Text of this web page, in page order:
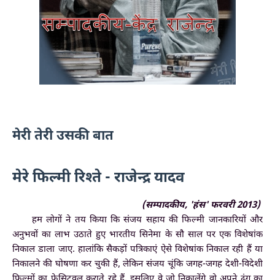
मेरी तेरी उसकी बात
मेरे फिल्मी रिश्ते - राजेन्द्र यादव
(सम्पादकीय, 'हंस' फरवरी 2013)
हम लोगों ने तय किया कि संजय सहाय की फिल्मी जानकारियों और
अनुभवों का लाभ उठाते हुए भारतीय सिनेमा के सौ साल पर एक विशेषांक
निकाल डाला जाए. हालांकि सैकड़ों पत्रिकाएं ऐसे विशेषांक निकाल रही हैं या
निकालने की घोषणा कर चुकी हैं, लेकिन संजय चूंकि जगह-जगह देशी-विदेशी